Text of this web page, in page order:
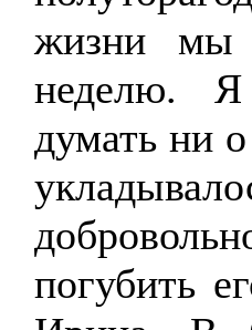
жизни мы
неделю. Я
думать ни
погубить